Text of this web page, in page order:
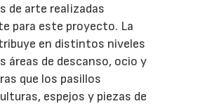
de arte realizadas
para este proyecto. La
en distintos niveles
áreas de descanso, ocio y
que los pasillos
espejos y piezas de